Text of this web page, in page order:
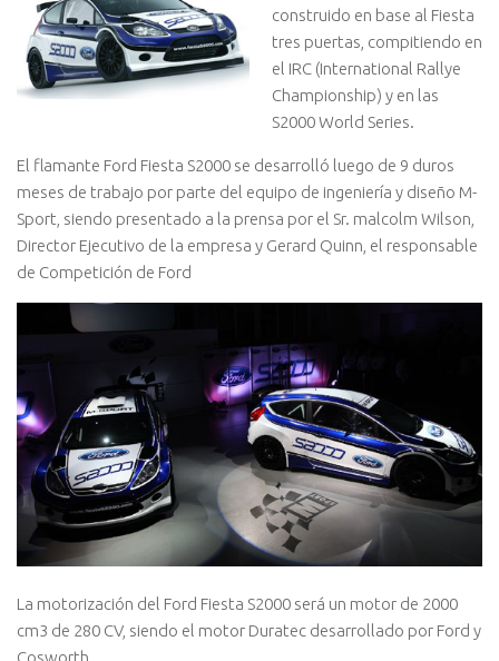
construido en base al Fiesta
tres puertas, compitiendo en
el IRC (International Rallye
Championship) y en las
S2000 World Series.
El flamante Ford Fiesta S2000 se desarrolló luego de 9 duros
meses de trabajo por parte del equipo de ingenierí­a y diseño M-
Sport, siendo presentado a la prensa por el Sr. malcolm Wilson,
Director Ejecutivo de la empresa y Gerard Quinn, el responsable
de Competición de Ford
La motorización del Ford Fiesta S2000 será un motor de 2000
cm3 de 280 CV, siendo el motor Duratec desarrollado por Ford y
Cosworth.